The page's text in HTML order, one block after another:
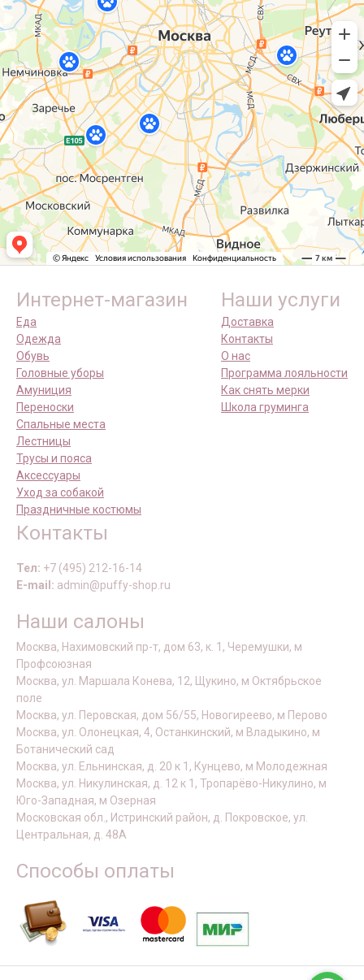
Интернет-магазин
Еда
Одежда
Обувь
Головные уборы
Амуниция
Переноски
Спальные места
Лестницы
Трусы и пояса
Аксессуары
Уход за собакой
Праздничные костюмы
Наши услуги
Доставка
Контакты
О нас
Программа лояльности
Как снять мерки
Школа груминга
Контакты
Тел: +7 (495) 212-16-14
E-mail: admin@puffy-shop.ru
Наши салоны
Москва, Нахимовский пр-т, дом 63, к. 1, Черемушки, м
Профсоюзная
Москва, ул. Маршала Конева, 12, Щукино, м Октябрьское
поле
Москва, ул. Перовская, дом 56/55, Новогиреево, м Перово
Москва, ул. Олонецкая, 4, Останкинский, м Владыкино, м
Ботанический сад
Москва, ул. Ельнинская, д. 20 к 1, Кунцево, м Молодежная
Москва, ул. Никулинская, д. 12 к 1, Тропарёво-Никулино, м
Юго-Западная, м Озерная
Московская обл., Истринский район, д. Покровское, ул.
Центральная, д. 48А
Способы оплаты